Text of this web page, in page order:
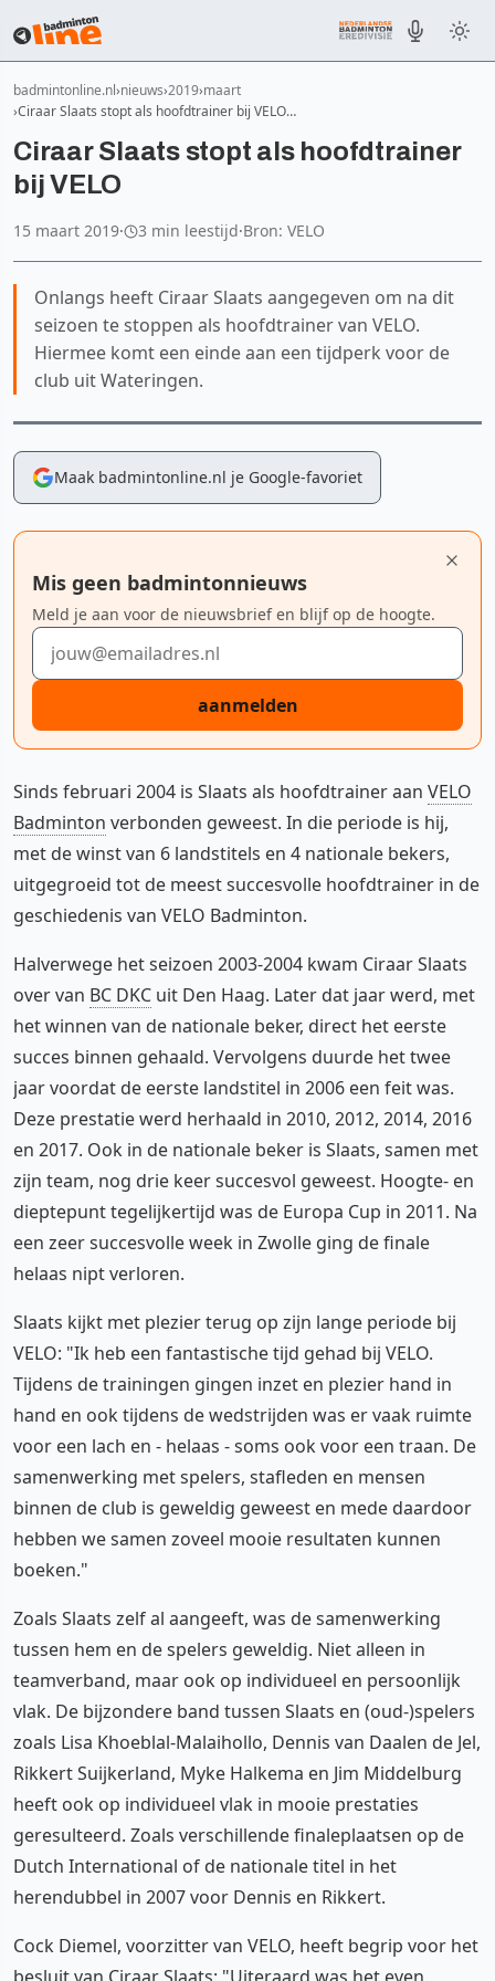
badmintonline.nl nieuws 2019 maart
Ciraar Slaats stopt als hoofdtrainer bij VELO…
Ciraar Slaats stopt als hoofdtrainer
bij VELO
15 maart 2019· 3 min leestijd·Bron: VELO
Onlangs heeft Ciraar Slaats aangegeven om na dit
seizoen te stoppen als hoofdtrainer van VELO.
Hiermee komt een einde aan een tijdperk voor de
club uit Wateringen.
Maak badmintonline.nl je Google-favoriet
Mis geen badmintonnieuws
Meld je aan voor de nieuwsbrief en blijf op de hoogte.
E-mailadres
aanmelden
Sinds februari 2004 is Slaats als hoofdtrainer aan VELO
Badminton verbonden geweest. In die periode is hij,
met de winst van 6 landstitels en 4 nationale bekers,
uitgegroeid tot de meest succesvolle hoofdtrainer in de
geschiedenis van VELO Badminton.
Halverwege het seizoen 2003-2004 kwam Ciraar Slaats
over van BC DKC uit Den Haag. Later dat jaar werd, met
het winnen van de nationale beker, direct het eerste
succes binnen gehaald. Vervolgens duurde het twee
jaar voordat de eerste landstitel in 2006 een feit was.
Deze prestatie werd herhaald in 2010, 2012, 2014, 2016
en 2017. Ook in de nationale beker is Slaats, samen met
zijn team, nog drie keer succesvol geweest. Hoogte- en
dieptepunt tegelijkertijd was de Europa Cup in 2011. Na
een zeer succesvolle week in Zwolle ging de finale
helaas nipt verloren.
Slaats kijkt met plezier terug op zijn lange periode bij
VELO: "Ik heb een fantastische tijd gehad bij VELO.
Tijdens de trainingen gingen inzet en plezier hand in
hand en ook tijdens de wedstrijden was er vaak ruimte
voor een lach en - helaas - soms ook voor een traan. De
samenwerking met spelers, stafleden en mensen
binnen de club is geweldig geweest en mede daardoor
hebben we samen zoveel mooie resultaten kunnen
boeken."
Zoals Slaats zelf al aangeeft, was de samenwerking
tussen hem en de spelers geweldig. Niet alleen in
teamverband, maar ook op individueel en persoonlijk
vlak. De bijzondere band tussen Slaats en (oud-)spelers
zoals Lisa Khoeblal-Malaihollo, Dennis van Daalen de Jel,
Rikkert Suijkerland, Myke Halkema en Jim Middelburg
heeft ook op individueel vlak in mooie prestaties
geresulteerd. Zoals verschillende finaleplaatsen op de
Dutch International of de nationale titel in het
herendubbel in 2007 voor Dennis en Rikkert.
Cock Diemel, voorzitter van VELO, heeft begrip voor het